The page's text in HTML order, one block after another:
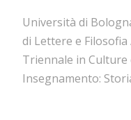
Università di
di Lettere e
Triennale in Culture
Insegnamento: